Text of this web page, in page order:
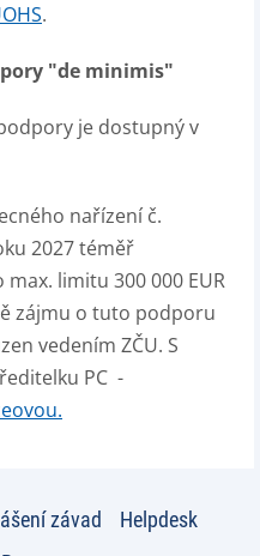
.
"de minimis"
je dostupný v
nařízení č.
2027 téměř
limitu 300 000 EUR
zájmu o tuto podporu
vedením ZČU. S
PC -
závad
Helpdesk